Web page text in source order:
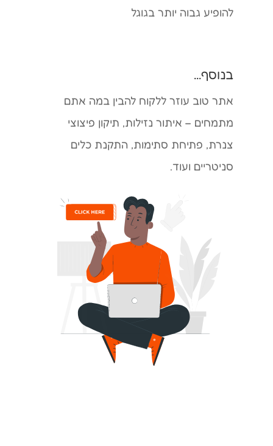
להופיע גבוה יותר בגוגל
בנוסף...
אתר טוב עוזר ללקוח להבין במה אתם
מתמחים – איתור נזילות, תיקון פיצוצי
צנרת, פתיחת סתימות, התקנת כלים
סניטריים ועוד.